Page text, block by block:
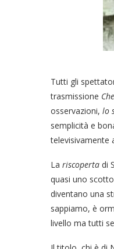
Tutti gli
trasmissione
osservazioni, lo
semplicità e
televisivamente
La riscoperta di
quasi uno
diventano una
sappiamo, è
livello ma tutti